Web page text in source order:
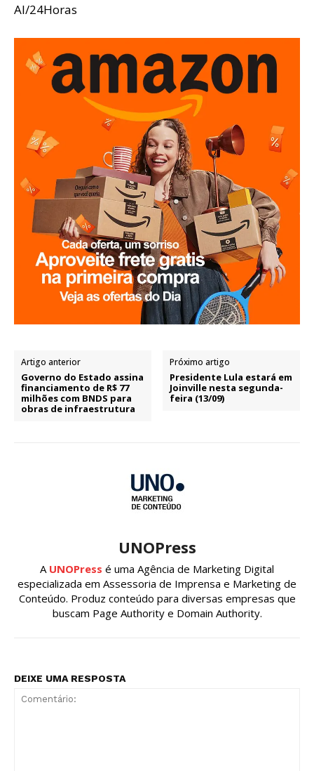
AI/24Horas
Artigo anterior
Governo do Estado assina
financiamento de R$ 77
milhões com BNDS para
obras de infraestrutura
Próximo artigo
Presidente Lula estará em
Joinville nesta segunda-
feira (13/09)
UNOPress
A UNOPress é uma Agência de Marketing Digital
especializada em Assessoria de Imprensa e Marketing de
Conteúdo. Produz conteúdo para diversas empresas que
buscam Page Authority e Domain Authority.
DEIXE UMA RESPOSTA